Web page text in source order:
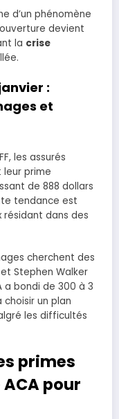
d’un phénomène
devient
la crise
:
et
les assurés
prime
de 888 dollars
tendance est
dans des
cherchent des
Stephen Walker
a bondi de 300 à 3
un plan
les difficultés
primes
pour